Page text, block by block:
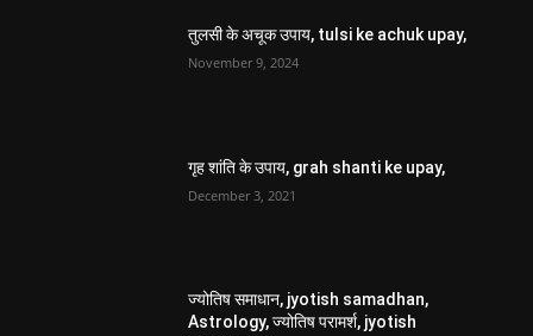
तुलसी के अचूक उपाय, tulsi ke achuk upay,
November 9, 2024
गृह शांति के उपाय, grah shanti ke upay,
December 3, 2021
ज्योतिष समाधान, jyotish samadhan,
Astrology, ज्योतिष परामर्श, jyotish